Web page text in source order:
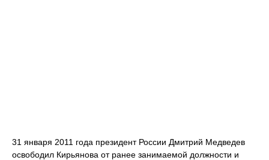
31 января 2011 года президент России Дмитрий Медведев
освободил Кирьянова от ранее занимаемой должности и